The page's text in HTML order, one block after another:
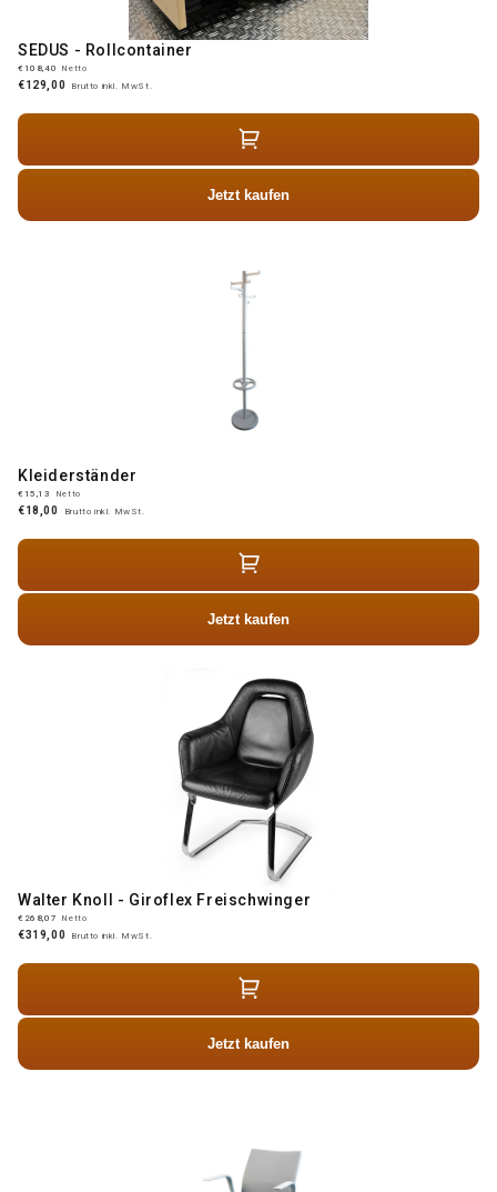
SEDUS - Rollcontainer
€108,40 Netto
€129,00 Brutto inkl. MwSt.
Jetzt kaufen
Kleiderständer
€15,13 Netto
€18,00 Brutto inkl. MwSt.
Jetzt kaufen
Walter Knoll - Giroflex Freischwinger
€268,07 Netto
€319,00 Brutto inkl. MwSt.
Jetzt kaufen